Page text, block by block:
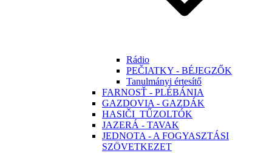
Rádio
PEČIATKY - BÉJEGZŐK
Tanulmányi értesítő
FARNOSŤ - PLÉBÁNIA
GAZDOVIA - GAZDÁK
HASIČI_TŰZOLTÓK
JAZERÁ - TAVAK
JEDNOTA - A FOGYASZTÁSI
SZÖVETKEZET